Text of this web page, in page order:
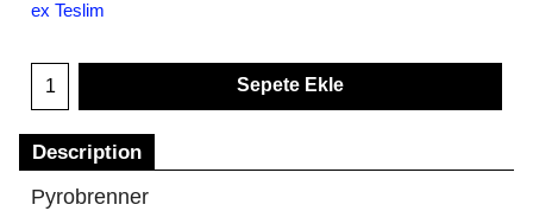
ex Teslim
Sepete Ekle
Description
Pyrobrenner